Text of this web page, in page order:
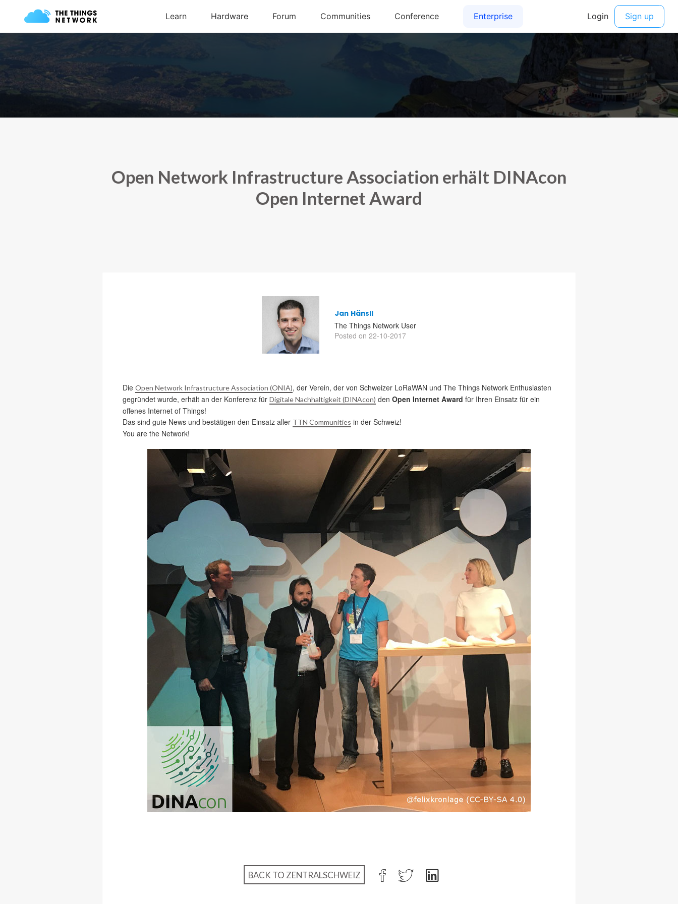
Open Network Infrastructure Association erhält DINAcon
Open Internet Award
Jan Hänsli
The Things Network User
Posted on 22-10-2017
Die Open Network Infrastructure Association (ONIA), der Verein, der von Schweizer LoRaWAN und The Things Network Enthusiasten
gegründet wurde, erhält an der Konferenz für Digitale Nachhaltigkeit (DINAcon) den Open Internet Award für Ihren Einsatz für ein
offenes Internet of Things!
Das sind gute News und bestätigen den Einsatz aller TTN Communities in der Schweiz!
You are the Network!
BACK TO ZENTRALSCHWEIZ